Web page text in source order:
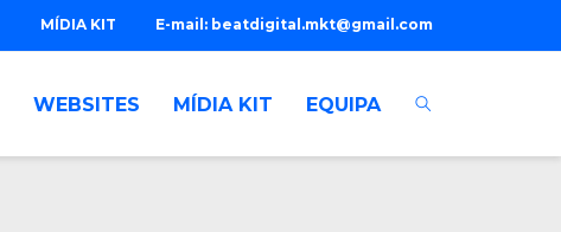
E-mail: beatdigital.mkt@gmail.com
MÍDIA KIT
WEBSITES MÍDIA KIT EQUIPA